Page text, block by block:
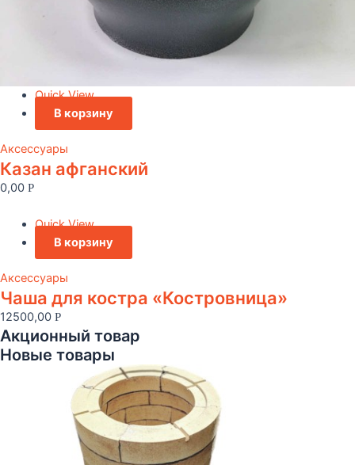
Quick View
В корзину
Аксессуары
Казан афганский
0,00 Р
Quick View
В корзину
Аксессуары
Чаша для костра «Костровница»
12500,00 Р
Акционный товар
Новые товары